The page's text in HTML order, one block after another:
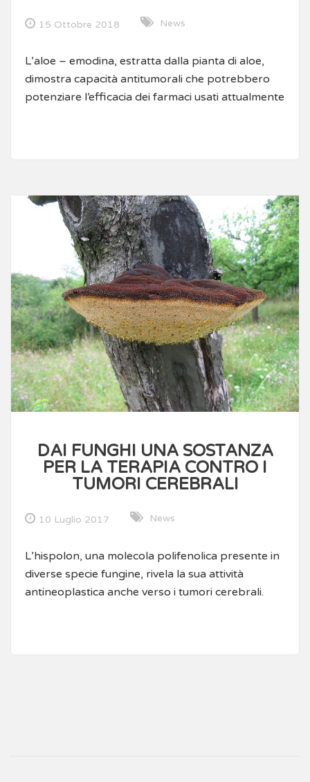
15 Ottobre 2018 News
L’aloe – emodina, estratta dalla pianta di aloe,
dimostra capacità antitumorali che potrebbero
potenziare l’efficacia dei farmaci usati attualmente
DAI FUNGHI UNA SOSTANZA
PER LA TERAPIA CONTRO I
TUMORI CEREBRALI
10 Luglio 2017 News
L’hispolon, una molecola polifenolica presente in
diverse specie fungine, rivela la sua attività
antineoplastica anche verso i tumori cerebrali.